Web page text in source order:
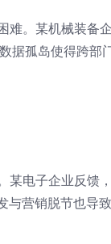
难。某机械装备
据孤岛使得跨部
某电子企业反馈
与营销脱节也导